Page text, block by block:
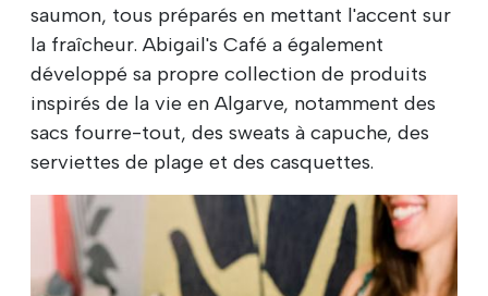
saumon, tous préparés en mettant l'accent sur
la fraîcheur. Abigail's Café a également
développé sa propre collection de produits
inspirés de la vie en Algarve, notamment des
sacs fourre-tout, des sweats à capuche, des
serviettes de plage et des casquettes.